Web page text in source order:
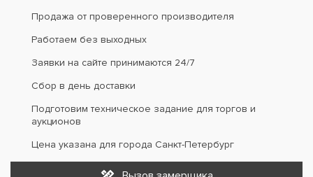
Продажа от проверенного производителя
Работаем без выходных
Заявки на сайте принимаются 24/7
Сбор в день доставки
Подготовим техническое задание для торгов и
аукционов
Цена указана для города Санкт-Петербург